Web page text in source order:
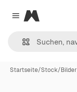
Close menu
Magnific
Startseite/Stock/Bilder